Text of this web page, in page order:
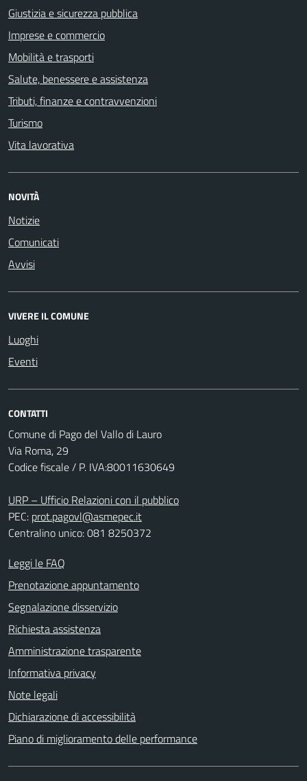
Giustizia e sicurezza pubblica
Imprese e commercio
Mobilità e trasporti
Salute, benessere e assistenza
Tributi, finanze e contravvenzioni
Turismo
Vita lavorativa
NOVITÀ
Notizie
Comunicati
Avvisi
VIVERE IL COMUNE
Luoghi
Eventi
CONTATTI
Comune di Pago del Vallo di Lauro
Via Roma, 29
Codice fiscale / P. IVA:80011630649
URP – Ufficio Relazioni con il pubblico
PEC: prot.pagovl@asmepec.it
Centralino unico: 081 8250372
Leggi le FAQ
Prenotazione appuntamento
Segnalazione disservizio
Richiesta assistenza
Amministrazione trasparente
Informativa privacy
Note legali
Dichiarazione di accessibilità
Piano di miglioramento delle performance